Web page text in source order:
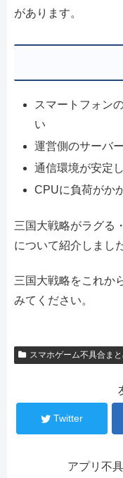
があります。
スマートフォン
い
運営側のサーバ
通信環境が安定
CPUに負荷がか
三国大戦略がラグる
について紹介しまし
三国大戦略をこれか
みてください。
スマホゲーム不具合ま
Twitter
アプリ不